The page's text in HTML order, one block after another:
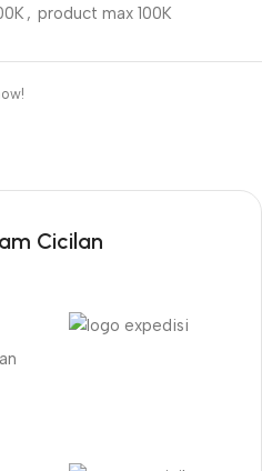
, product max 100K
Cicilan